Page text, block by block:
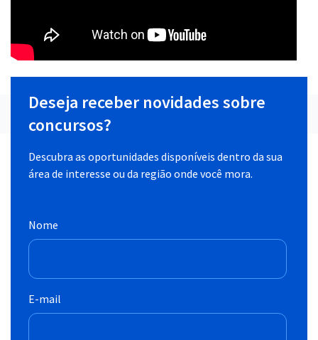
Deseja receber novidades sobre
concursos?
Descubra as oportunidades disponíveis dentro da sua
área de interesse ou da região onde você mora.
Nome
E-mail